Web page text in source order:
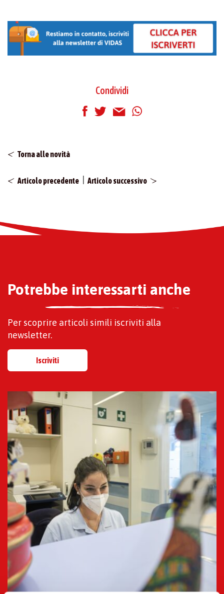
Condividi
Torna alle novità
Articolo precedente Articolo successivo
Potrebbe interessarti anche
Per scoprire articoli simili iscriviti alla
newsletter.
Iscriviti